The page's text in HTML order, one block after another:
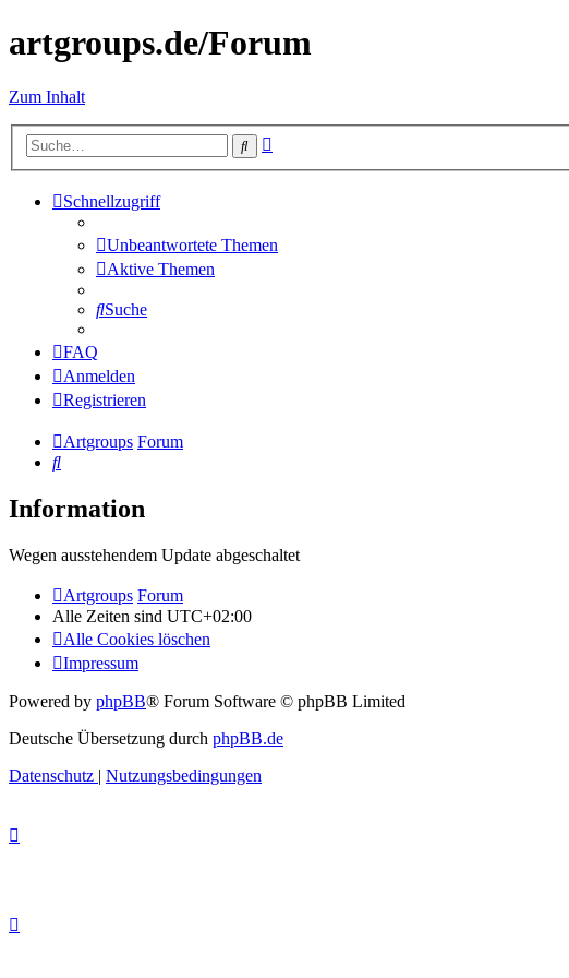
artgroups.de/Forum
Zum Inhalt
Suche
Schnellzugriff
Unbeantwortete Themen
Aktive Themen
Suche
FAQ
Anmelden
Registrieren
Artgroups Forum
Suche
Information
Wegen ausstehendem Update abgeschaltet
Artgroups Forum
Alle Zeiten sind UTC+02:00
Alle Cookies löschen
Impressum
Powered by phpBB® Forum Software © phpBB Limited
Deutsche Übersetzung durch phpBB.de
Datenschutz | Nutzungsbedingungen